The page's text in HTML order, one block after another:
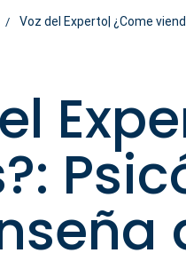
Voz del Experto| ¿Come